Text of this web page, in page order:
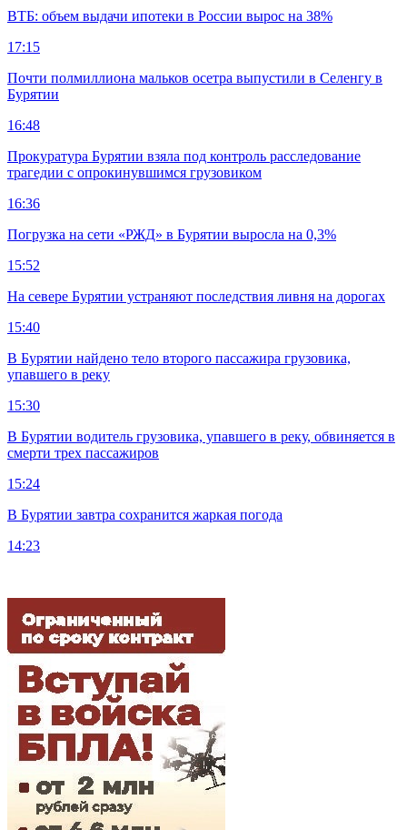
ВТБ: объем выдачи ипотеки в России вырос на 38%
17:15
Почти полмиллиона мальков осетра выпустили в Селенгу в
Бурятии
16:48
Прокуратура Бурятии взяла под контроль расследование
трагедии с опрокинувшимся грузовиком
16:36
Погрузка на сети «РЖД» в Бурятии выросла на 0,3%
15:52
На севере Бурятии устраняют последствия ливня на дорогах
15:40
В Бурятии найдено тело второго пассажира грузовика,
упавшего в реку
15:30
В Бурятии водитель грузовика, упавшего в реку, обвиняется в
смерти трех пассажиров
15:24
В Бурятии завтра сохранится жаркая погода
14:23